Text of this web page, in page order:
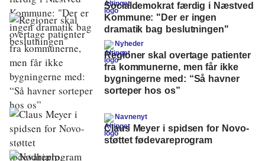
Socialdemokrat færdig i Næstved
Kommune: "Der er ingen
dramatik bag beslutningen"
Nyheder
Regioner skal overtage patienter
fra kommunerne, men får ikke
bygningerne med: “Så havner
sorteper hos os”
Navnenyt
Claus Meyer i spidsen for Novo-
støttet fødevareprogram